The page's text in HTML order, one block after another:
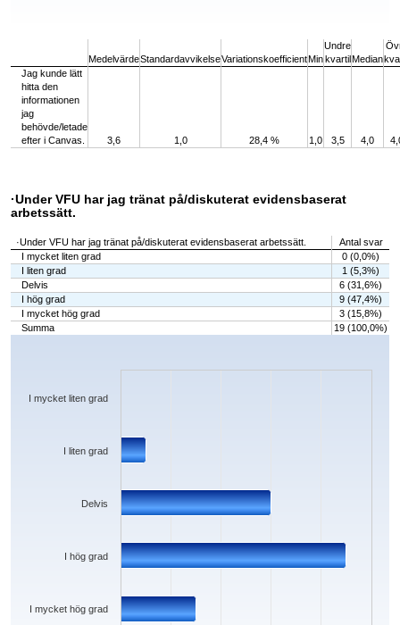
MedelvärdeStandardavvikelseVariationskoefficientMin
Undre
kvartilMedian
Jag kunde lätt
hitta den
informationen
jag
behövde/letade
efter i Canvas.
3,6 1,0 28,4 % 1,0 3,5 4,0
·Under VFU har jag tränat på/diskuterat evidensbaserat
arbetssätt.
·Under VFU har jag tränat på/diskuterat evidensbaserat arbetssätt.
Antal svar
I mycket liten grad
0 (0,0%)
I liten grad
1 (5,3%)
Delvis
6 (31,6%)
I hög grad
9 (47,4%)
I mycket hög grad
3 (15,8%)
Summa
19 (100,0%)
Chart
The chart has 1 X axis displaying categories.
I mycket hög grad
I hög grad
Delvis
I liten grad
I mycket liten grad